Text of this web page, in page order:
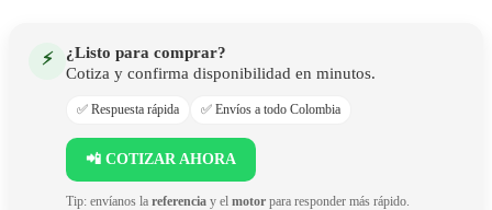
⚡
¿Listo para comprar?
Cotiza y confirma disponibilidad en minutos.
✅ Respuesta rápida ✅ Envíos a todo Colombia
📲 COTIZAR AHORA
Tip: envíanos la referencia y el motor para responder más rápido.